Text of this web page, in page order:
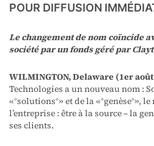
POUR DIFFUSION
Le changement de nom coïncide
société par un fonds géré par
WILMINGTON, Delaware (1er
Technologies a un nouveau nom :
« ° solutions°» et de la « °
l’entreprise : être à la source – la
ses clients.